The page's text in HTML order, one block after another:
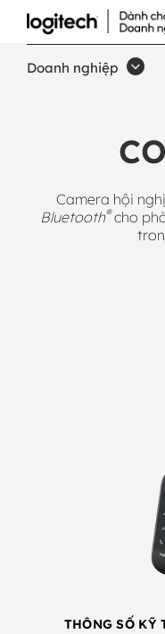
CAMERA
HỘI
LOGITECH
Doanh nghiệp
Camera hội
Bluetooth®cho
THÔNG SỐ KỸ